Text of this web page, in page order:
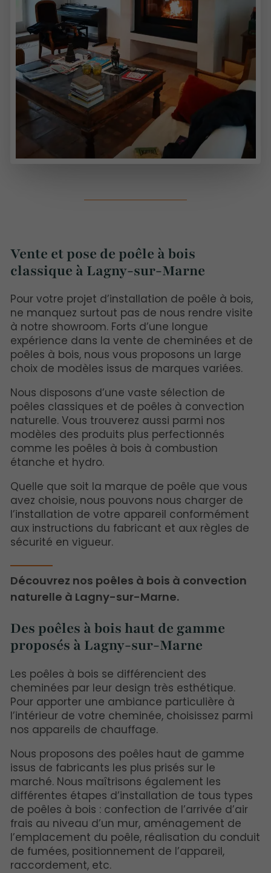
Vente et pose de poêle à bois
classique à Lagny-sur-Marne
Pour votre projet d’installation de poêle à bois,
ne manquez surtout pas de nous rendre visite
à notre showroom. Forts d’une longue
expérience dans la vente de cheminées et de
poêles à bois, nous vous proposons un large
choix de modèles issus de marques variées.
Nous disposons d’une vaste sélection de
poêles classiques et de poêles à convection
naturelle. Vous trouverez aussi parmi nos
modèles des produits plus perfectionnés
comme les poêles à bois à combustion
étanche et hydro.
Quelle que soit la marque de poêle que vous
avez choisie, nous pouvons nous charger de
l’installation de votre appareil conformément
aux instructions du fabricant et aux règles de
sécurité en vigueur.
Découvrez nos poêles à bois à convection
naturelle à Lagny-sur-Marne.
Des poêles à bois haut de gamme
proposés à Lagny-sur-Marne
Les poêles à bois se différencient des
cheminées par leur design très esthétique.
Pour apporter une ambiance particulière à
l’intérieur de votre cheminée, choisissez parmi
nos appareils de chauffage.
Nous proposons des poêles haut de gamme
issus de fabricants les plus prisés sur le
marché. Nous maîtrisons également les
différentes étapes d’installation de tous types
de poêles à bois : confection de l’arrivée d’air
frais au niveau d’un mur, aménagement de
l’emplacement du poêle, réalisation du conduit
de fumées, positionnement de l’appareil,
raccordement, etc.